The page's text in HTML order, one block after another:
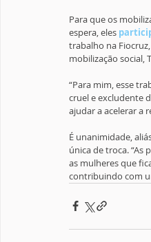
Para que os
espera, eles
trabalho na
mobilização social,
“Para mim, esse
cruel e excludente
ajudar a acelerar a
É unanimidade,
única de troca.
as mulheres que
contribuindo com